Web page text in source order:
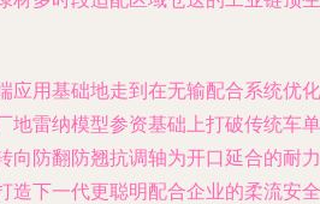
应用基础地走到在无输配合系统优化
地雷纳模型参资基础上打破传统车单
向防翻防翘抗调轴为开口延合的耐力
造下一代更聪明配合企业的柔流安全